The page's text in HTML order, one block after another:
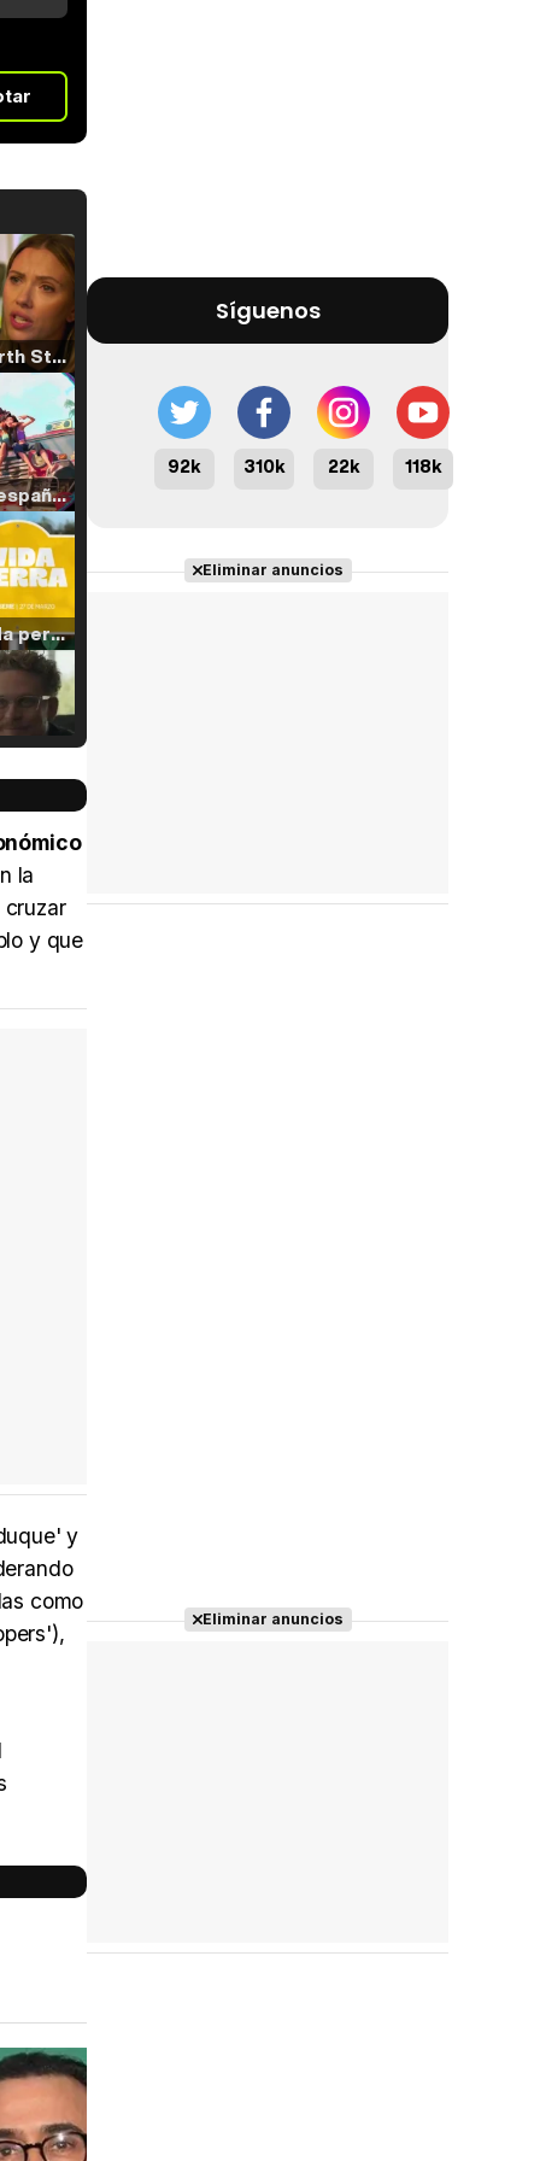
Tráiler 'North Star' (2023)
Tráiler en español de 'La isla olvidada'
Tráiler 'Vida perra' (2026)
Tráiler en español 'Outcome' (2026)
la
cruzar
y que
y
como
Síguenos
92k 310k 22k 118k
Eliminar anuncios
Eliminar anuncios